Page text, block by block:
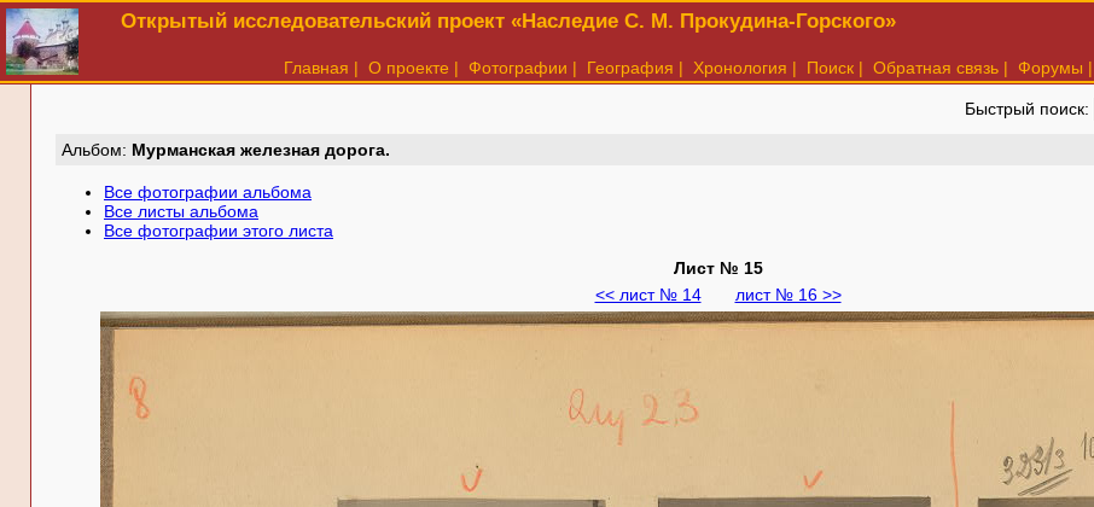
Открытый исследовательский проект «Наследие С. М. Прокудина-Горского»
Главная | О проекте | Фотографии | География | Хронология | Поиск | Обратная связь | Форумы |
Быстрый поиск:
Aльбом: Мурманская железная дорога.
Все фотографии альбома
Все листы альбома
Все фотографии этого листа
Лист № 15
<< лист № 14
лист № 16 >>